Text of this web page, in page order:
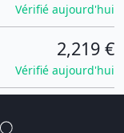
Vérifié aujourd'hui
2,219 €
Vérifié aujourd'hui